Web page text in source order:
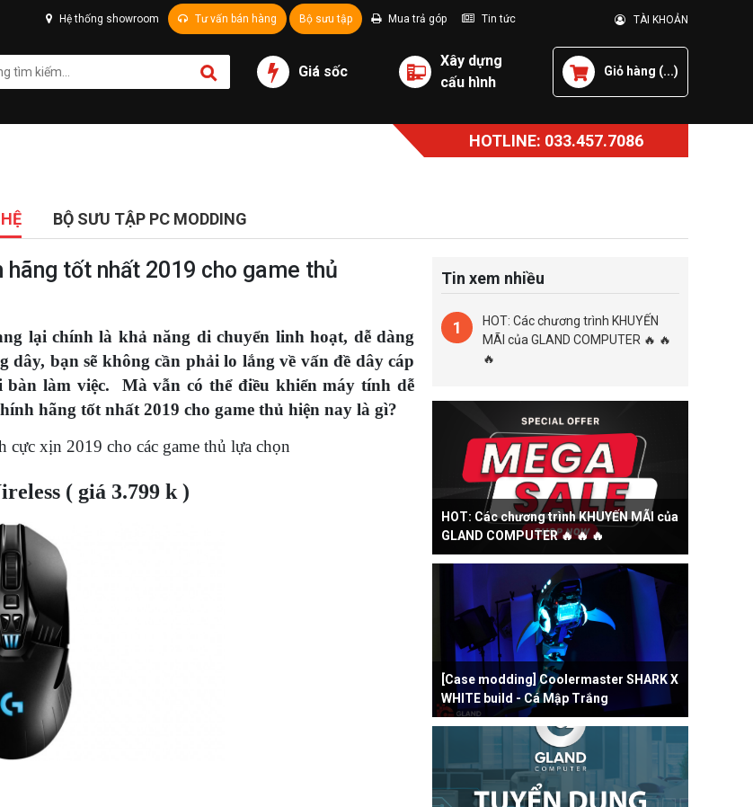
Hệ thống showroom Tư vấn bán hàng Bộ sưu tập Mua trả góp Tin tức TÀI KHOẢN
Giá sốc
Xây dựng
cấu hình
Giỏ hàng (...)
HOTLINE: 033.457.7086
BỘ SƯU TẬP PC MODDING
tốt nhất 2019 cho game thủ
lại chính là khả năng di chuyển linh hoạt, dễ dàng
bạn sẽ không cần phải lo lắng về vấn đề dây cáp
làm việc. Mà vẫn có thể điều khiển máy tính dễ
hãng tốt nhất 2019 cho game thủ hiện nay là gì?
xịn 2019 cho các game thủ lựa chọn
( giá 3.799 k )
Tin xem nhiều
1
HOT: Các chương trình KHUYẾN
MÃI của GLAND COMPUTER 🔥 🔥
🔥
HOT: Các chương trình KHUYẾN MÃI của
GLAND COMPUTER 🔥 🔥 🔥
[Case modding] Coolermaster SHARK X
WHITE build - Cá Mập Trắng